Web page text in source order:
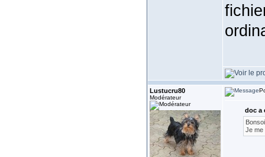
Lustucru80
Modérateur
doc a
Je me